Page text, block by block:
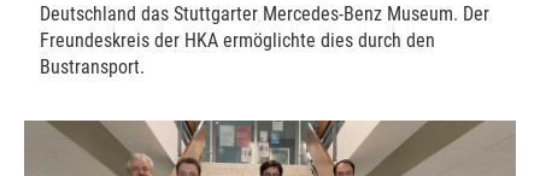
Deutschland das Stuttgarter Mercedes-Benz Museum. Der
Freundeskreis der HKA ermöglichte dies durch den
Bustransport.